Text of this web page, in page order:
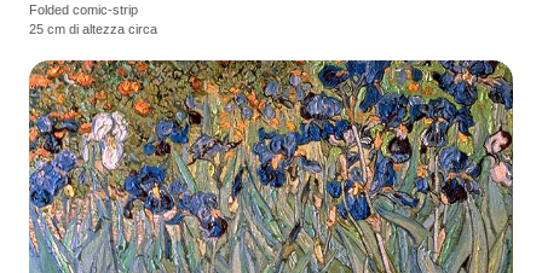
Folded comic-strip
25 cm di altezza circa